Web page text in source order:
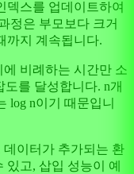
덱스를 업데이트하여
정은 부모보다 크거
까지 계속됩니다.
비례하는 시간만 소
도를 달성합니다. n개
log n이기 때문입니
이터가 추가되는 환
고, 삽입 성능이 예